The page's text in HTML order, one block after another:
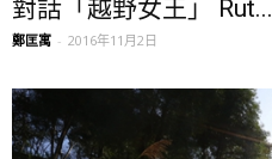
對話「越野女王」 Rut...
鄭匡寓 - 2016年11月2日